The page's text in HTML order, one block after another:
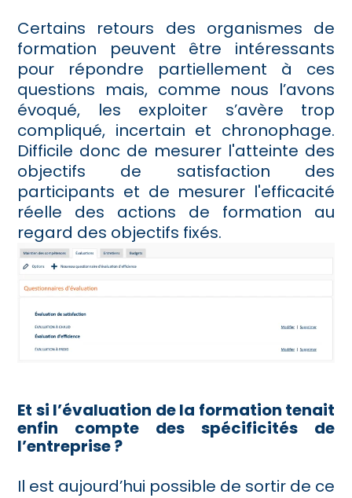
Certains retours des organismes de
formation peuvent être intéressants
pour répondre partiellement à ces
questions mais, comme nous l’avons
évoqué, les exploiter s’avère trop
compliqué, incertain et chronophage.
Difficile donc de mesurer l'atteinte des
objectifs de satisfaction des
participants et de mesurer l'efficacité
réelle des actions de formation au
regard des objectifs fixés.
Et si l’évaluation de la formation tenait
enfin compte des spécificités de
l’entreprise ?
Il est aujourd’hui possible de sortir de ce